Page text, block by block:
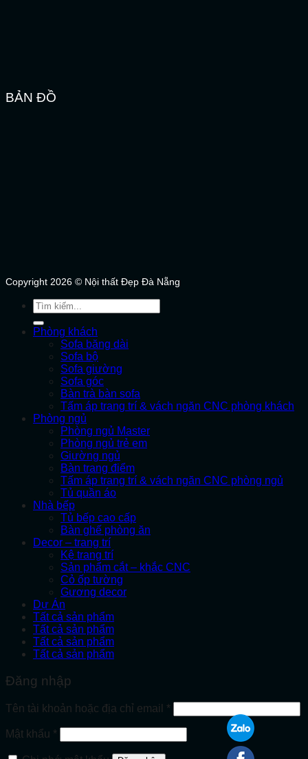
BẢN ĐỒ
Copyright 2026 © Nội thất Đẹp Đà Nẵng
Tìm
kiếm:
Phòng khách
Sofa băng dài
Sofa bộ
Sofa giường
Sofa góc
Bàn trà bàn sofa
Tấm áp trang trí & vách ngăn CNC phòng khách
Phòng ngủ
Phòng ngủ Master
Phòng ngủ trẻ em
Giường ngủ
Bàn trang điểm
Tấm áp trang trí & vách ngăn CNC phòng ngủ
Tủ quần áo
Nhà bếp
Tủ bếp cao cấp
Bàn ghế phòng ăn
Decor – trang trí
Kệ trang trí
Sản phẩm cắt – khắc CNC
Cỏ ốp tường
Gương decor
Dự Án
Tất cả sản phẩm
Tất cả sản phẩm
Tất cả sản phẩm
Tất cả sản phẩm
Đăng nhập
Tên tài khoản hoặc địa chỉ email *Bắt
buộc
Mật khẩu *Bắt
buộc